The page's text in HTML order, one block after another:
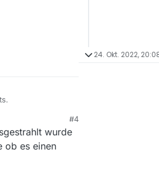
#4
wurde
ob es einen
24. Okt. 2022,